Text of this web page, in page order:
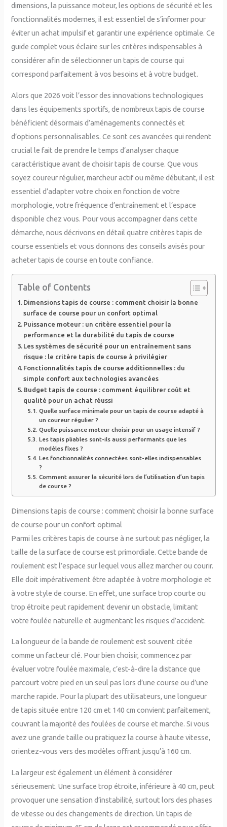
dimensions, la puissance moteur, les options de sécurité et les
fonctionnalités modernes, il est essentiel de s’informer pour
éviter un achat impulsif et garantir une expérience optimale. Ce
guide complet vous éclaire sur les critères indispensables à
considérer afin de sélectionner un tapis de course qui
correspond parfaitement à vos besoins et à votre budget.
Alors que 2026 voit l’essor des innovations technologiques
dans les équipements sportifs, de nombreux tapis de course
bénéficient désormais d’aménagements connectés et
d’options personnalisables. Ce sont ces avancées qui rendent
crucial le fait de prendre le temps d’analyser chaque
caractéristique avant de choisir tapis de course. Que vous
soyez coureur régulier, marcheur actif ou même débutant, il est
essentiel d’adapter votre choix en fonction de votre
morphologie, votre fréquence d’entraînement et l’espace
disponible chez vous. Pour vous accompagner dans cette
démarche, nous décrivons en détail quatre critères tapis de
course essentiels et vous donnons des conseils avisés pour
acheter tapis de course en toute confiance.
Table of Contents
Dimensions tapis de course : comment choisir la bonne
surface de course pour un confort optimal
Puissance moteur : un critère essentiel pour la
performance et la durabilité du tapis de course
Les systèmes de sécurité pour un entraînement sans
risque : le critère tapis de course à privilégier
Fonctionnalités tapis de course additionnelles : du
simple confort aux technologies avancées
Budget tapis de course : comment équilibrer coût et
qualité pour un achat réussi
Quelle surface minimale pour un tapis de course adapté à
un coureur régulier ?
Quelle puissance moteur choisir pour un usage intensif ?
Les tapis pliables sont-ils aussi performants que les
modèles fixes ?
Les fonctionnalités connectées sont-elles indispensables
?
Comment assurer la sécurité lors de l’utilisation d’un tapis
de course ?
Dimensions tapis de course : comment choisir la bonne surface
de course pour un confort optimal
Parmi les critères tapis de course à ne surtout pas négliger, la
taille de la surface de course est primordiale. Cette bande de
roulement est l’espace sur lequel vous allez marcher ou courir.
Elle doit impérativement être adaptée à votre morphologie et
à votre style de course. En effet, une surface trop courte ou
trop étroite peut rapidement devenir un obstacle, limitant
votre foulée naturelle et augmentant les risques d’accident.
La longueur de la bande de roulement est souvent citée
comme un facteur clé. Pour bien choisir, commencez par
évaluer votre foulée maximale, c’est-à-dire la distance que
parcourt votre pied en un seul pas lors d’une course ou d’une
marche rapide. Pour la plupart des utilisateurs, une longueur
de tapis située entre 120 cm et 140 cm convient parfaitement,
couvrant la majorité des foulées de course et marche. Si vous
avez une grande taille ou pratiquez la course à haute vitesse,
orientez-vous vers des modèles offrant jusqu’à 160 cm.
La largeur est également un élément à considérer
sérieusement. Une surface trop étroite, inférieure à 40 cm, peut
provoquer une sensation d’instabilité, surtout lors des phases
de vitesse ou des changements de direction. Un tapis de